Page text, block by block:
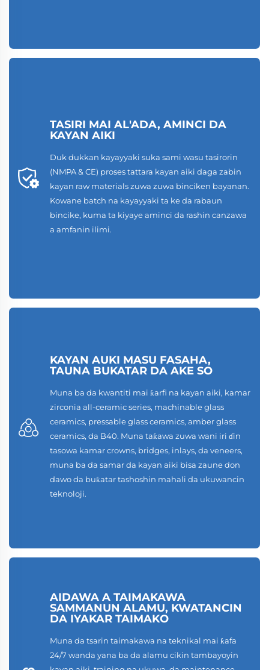
TASIRI MAI AL'ADA, AMINCI DA
KAYAN AIKI
Duk dukkan kayayyaki suka sami wasu tasirorin
(NMPA & CE) proses tattara kayan aiki daga zabin
kayan raw materials zuwa zuwa binciken bayanan.
Kowane batch na kayayyaki ta ke da rabaun
bincike, kuma ta kiyaye aminci da rashin canzawa
a amfanin ilimi.
KAYAN AUKI MASU FASAHA,
TAUNA BUKATAR DA AKE SO
Muna ba da kwantiti mai ƙarfi na kayan aiki, kamar
zirconia all-ceramic series, machinable glass
ceramics, pressable glass ceramics, amber glass
ceramics, da B40. Muna taƙawa zuwa wani iri ɗin
tasowa kamar crowns, bridges, inlays, da veneers,
muna ba da samar da kayan aiki bisa zaune don
dawo da buƙatar tashoshin mahali da ukuwancin
teknoloji.
AIDAWA A TAIMAKAWA
SAMMANUN ALAMU, KWATANCIN
DA IYAKAR TAIMAKO
Muna da tsarin taimakawa na teknikal mai ƙafa
24/7 wanda yana ba da alamu cikin tambayoyin